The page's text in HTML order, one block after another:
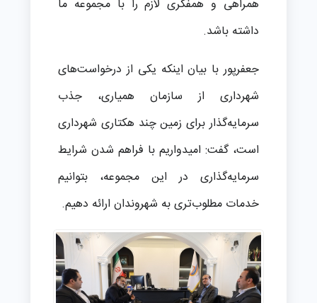
همراهی و همفکری لازم را با مجموعه ما
داشته باشد.
جعفرپور با بیان اینکه یکی از درخواست‌های
شهرداری از سازمان همیاری، جذب
سرمایه‌گذار برای زمین چند هکتاری شهرداری
است، گفت: امیدواریم با فراهم شدن شرایط
سرمایه‌گذاری در این مجموعه، بتوانیم
خدمات مطلوب‌تری به شهروندان ارائه دهیم.